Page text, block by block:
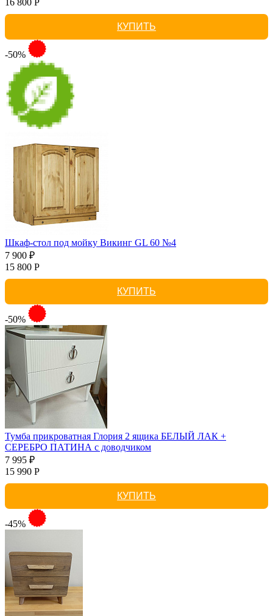
16 800 Р
КУПИТЬ
-50%
Шкаф-стол под мойку Викинг GL 60 №4
7 900 ₽
15 800 Р
КУПИТЬ
-50%
Тумба прикроватная Глория 2 ящика БЕЛЫЙ ЛАК +
СЕРЕБРО ПАТИНА с доводчиком
7 995 ₽
15 990 Р
КУПИТЬ
-45%